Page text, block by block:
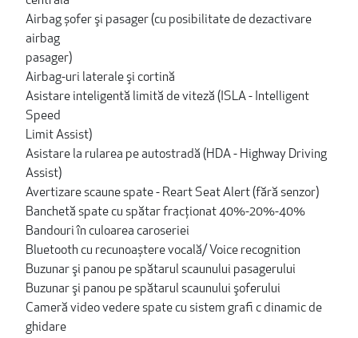
Airbag șofer şi pasager (cu posibilitate de dezactivare
airbag
pasager)
Airbag-uri laterale şi cortină
Asistare inteligentă limită de viteză (ISLA - Intelligent
Speed
Limit Assist)
Asistare la rularea pe autostradă (HDA - Highway Driving
Assist)
Avertizare scaune spate - Reart Seat Alert (fără senzor)
Banchetă spate cu spătar fracţionat 40%-20%-40%
Bandouri în culoarea caroseriei
Bluetooth cu recunoaștere vocală/ Voice recognition
Buzunar şi panou pe spătarul scaunului pasagerului
Buzunar şi panou pe spătarul scaunului şoferului
Cameră video vedere spate cu sistem grafi c dinamic de
ghidare